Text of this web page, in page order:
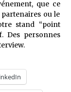
que ce
ou le
stand “point
Des personnes